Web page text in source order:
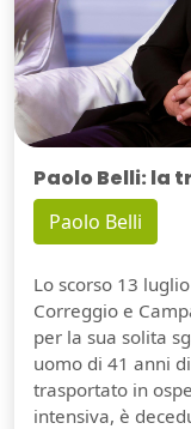
Paolo Belli: la
Paolo Belli
Lo scorso 13
Correggio e
per la sua solita
uomo di 41 anni
trasportato in
intensiva, è